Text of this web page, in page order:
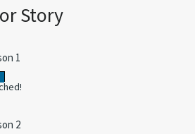
Story
1
2